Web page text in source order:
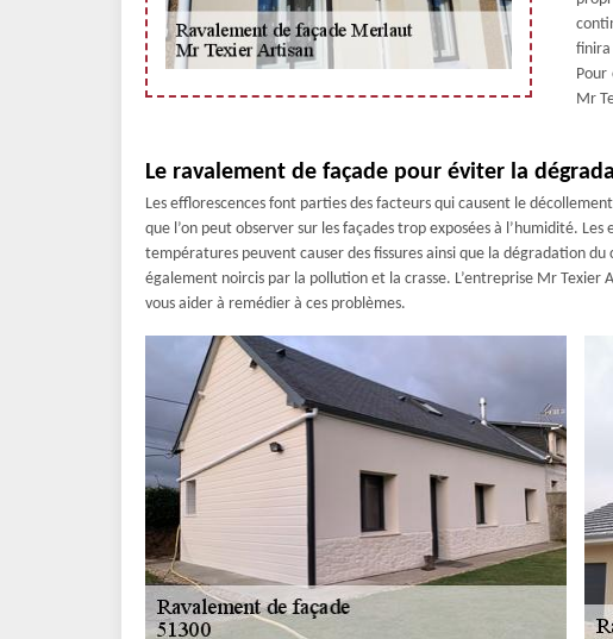
Pour
Mr
Le ravalement de façade pour éviter la
Les efflorescences font parties des facteurs qui causent le
que l’on peut observer sur les façades trop exposées à l’humidité.
températures peuvent causer des fissures ainsi que la dégradation
également noircis par la pollution et la crasse. L’entreprise Mr
vous aider à remédier à ces problèmes.